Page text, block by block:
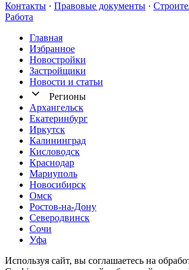
Контакты · Правовые документы ·
Работа
Главная
Избранное
Новостр ойки
Застройщики
Новости и статьи
Регионы
Архангельск
Екатеринбург
Иркутск
Калининград
Кисловодск
Краснодар
Мариуполь
Новосибирск
Омск
Ростов-на-Дону
Северодвинск
Сочи
Уфа
Используя сайт, вы соглашаетесь на